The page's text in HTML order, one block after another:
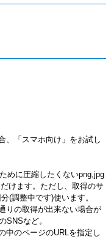
、「スマホ向け」をお試し
めに圧縮したくないpng,jpg
けます。ただし、取得のサ
(調整中です)使います。
りの取得が出来ない場合が
SNSなど。
中のページのURLを指定し